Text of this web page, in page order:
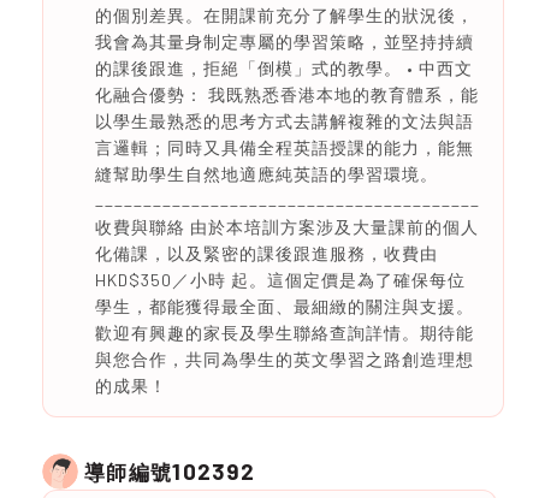
的個別差異。在開課前充分了解學生的狀況後，
我會為其量身制定專屬的學習策略，並堅持持續
的課後跟進，拒絕「倒模」式的教學。 • 中西文
化融合優勢： 我既熟悉香港本地的教育體系，能
以學生最熟悉的思考方式去講解複雜的文法與語
言邏輯；同時又具備全程英語授課的能力，能無
縫幫助學生自然地適應純英語的學習環境。
收費與聯絡 由於本培訓方案涉及大量課前的個人
化備課，以及緊密的課後跟進服務，收費由
HKD$350／小時 起。這個定價是為了確保每位
學生，都能獲得最全面、最細緻的關注與支援。
歡迎有興趣的家長及學生聯絡查詢詳情。期待能
與您合作，共同為學生的英文學習之路創造理想
的成果！
導師編號102392